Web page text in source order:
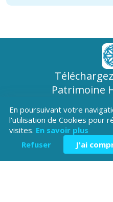
Patrimoine
En poursuivant votre
l'utilisation de Cookies pour
visites. En savoir plus
Refuser
J'ai